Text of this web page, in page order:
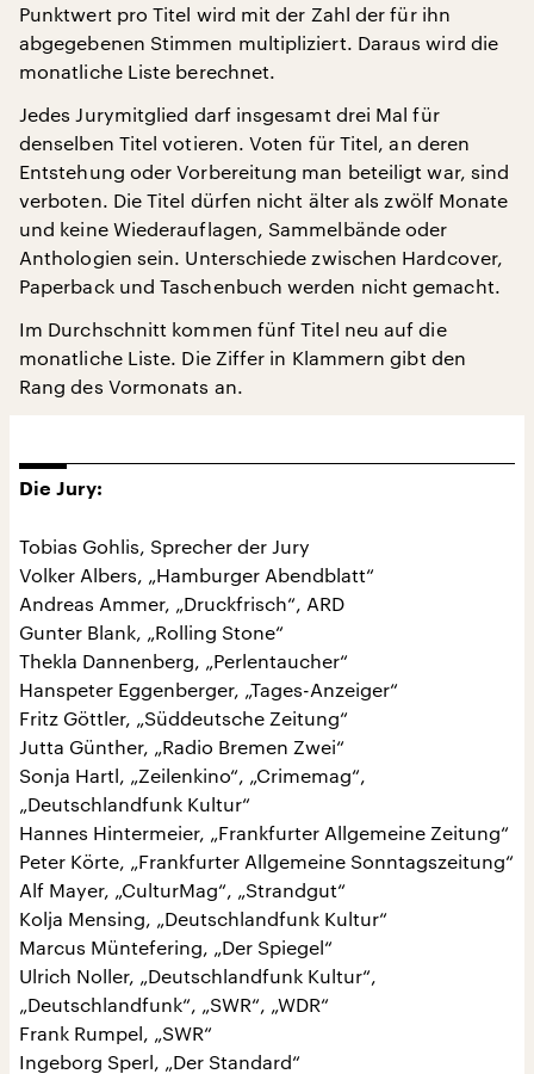
Punktwert pro Titel wird mit der Zahl der für ihn
abgegebenen Stimmen multipliziert. Daraus wird die
monatliche Liste berechnet.
Jedes Jurymitglied darf insgesamt drei Mal für
denselben Titel votieren. Voten für Titel, an deren
Entstehung oder Vorbereitung man beteiligt war, sind
verboten. Die Titel dürfen nicht älter als zwölf Monate
und keine Wiederauflagen, Sammelbände oder
Anthologien sein. Unterschiede zwischen Hardcover,
Paperback und Taschenbuch werden nicht gemacht.
Im Durchschnitt kommen fünf Titel neu auf die
monatliche Liste. Die Ziffer in Klammern gibt den
Rang des Vormonats an.
Die Jury:
Tobias Gohlis, Sprecher der Jury
Volker Albers, „Hamburger Abendblatt“
Andreas Ammer, „Druckfrisch“, ARD
Gunter Blank, „Rolling Stone“
Thekla Dannenberg, „Perlentaucher“
Hanspeter Eggenberger, „Tages-Anzeiger“
Fritz Göttler, „Süddeutsche Zeitung“
Jutta Günther, „Radio Bremen Zwei“
Sonja Hartl, „Zeilenkino“, „Crimemag“,
„Deutschlandfunk Kultur“
Hannes Hintermeier, „Frankfurter Allgemeine Zeitung“
Peter Körte, „Frankfurter Allgemeine Sonntagszeitung“
Alf Mayer, „CulturMag“, „Strandgut“
Kolja Mensing, „Deutschlandfunk Kultur“
Marcus Müntefering, „Der Spiegel“
Ulrich Noller, „Deutschlandfunk Kultur“,
„Deutschlandfunk“, „SWR“, „WDR“
Frank Rumpel, „SWR“
Ingeborg Sperl, „Der Standard“